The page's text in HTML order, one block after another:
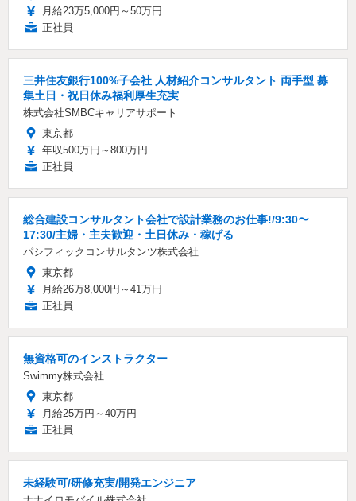
月給23万5,000円～50万円
正社員
三井住友銀行100%子会社 人材紹介コンサルタント 両手型 募
集土日・祝日休み福利厚生充実
株式会社SMBCキャリアサポート
東京都
年収500万円～800万円
正社員
総合建設コンサルタント会社で設計業務のお仕事!/9:30〜
17:30/主婦・主夫歓迎・土日休み・稼げる
パシフィックコンサルタンツ株式会社
東京都
月給26万8,000円～41万円
正社員
無資格可のインストラクター
Swimmy株式会社
東京都
月給25万円～40万円
正社員
未経験可/研修充実/開発エンジニア